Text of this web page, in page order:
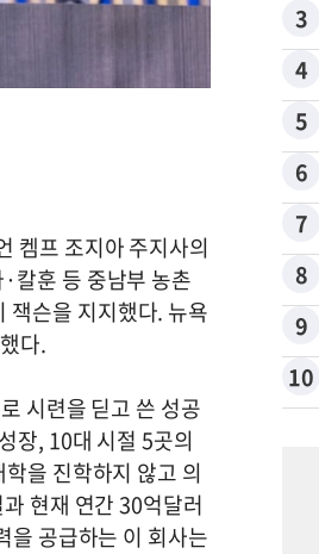
켐프 조지아 주지사의
칼훈 등 중남부 농촌
잭슨을 지지했다. 뉴욕
다.
시련을 딛고 쓴 성공
장, 10대 시절 5곳의
을 진학하지 않고 의
현재 연간 30억달러
을 공급하는 이 회사는
3
4
5
6
7
8
9
10